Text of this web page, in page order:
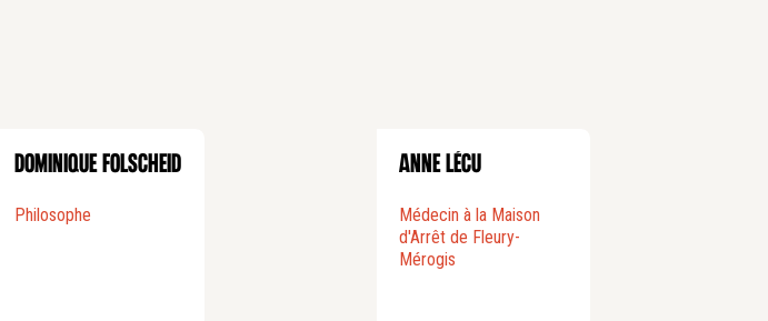
Les
en plus
et de la
affaire, est
en
elles
Dominique Folscheid
Philosophe
Anne Lécu
Médecin à la Maison
d'Arrêt de Fleury-
Mérogis